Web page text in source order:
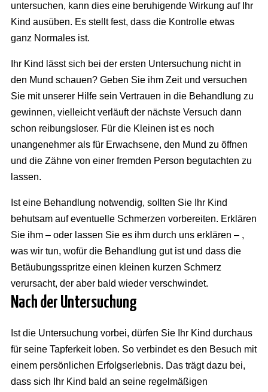
untersuchen, kann dies eine beruhigende Wirkung auf Ihr
Kind ausüben. Es stellt fest, dass die Kontrolle etwas
ganz Normales ist.
Ihr Kind lässt sich bei der ersten Untersuchung nicht in
den Mund schauen? Geben Sie ihm Zeit und versuchen
Sie mit unserer Hilfe sein Vertrauen in die Behandlung zu
gewinnen, vielleicht verläuft der nächste Versuch dann
schon reibungsloser. Für die Kleinen ist es noch
unangenehmer als für Erwachsene, den Mund zu öffnen
und die Zähne von einer fremden Person begutachten zu
lassen.
Ist eine Behandlung notwendig, sollten Sie Ihr Kind
behutsam auf eventuelle Schmerzen vorbereiten. Erklären
Sie ihm – oder lassen Sie es ihm durch uns erklären – ,
was wir tun, wofür die Behandlung gut ist und dass die
Betäubungsspritze einen kleinen kurzen Schmerz
verursacht, der aber bald wieder verschwindet.
Nach der Untersuchung
Ist die Untersuchung vorbei, dürfen Sie Ihr Kind durchaus
für seine Tapferkeit loben. So verbindet es den Besuch mit
einem persönlichen Erfolgserlebnis. Das trägt dazu bei,
dass sich Ihr Kind bald an seine regelmäßigen